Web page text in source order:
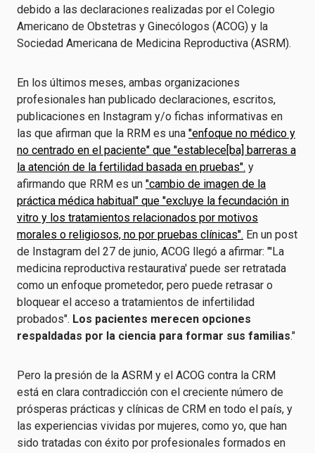
debido a las declaraciones realizadas por el Colegio
Americano de Obstetras y Ginecólogos (ACOG) y la
Sociedad Americana de Medicina Reproductiva (ASRM).
En los últimos meses, ambas organizaciones
profesionales han publicado declaraciones, escritos,
publicaciones en Instagram y/o fichas informativas en
las que afirman que la RRM es una "enfoque no médico y
no centrado en el paciente" que "establece[ba] barreras a
la atención de la fertilidad basada en pruebas". y
afirmando que RRM es un "cambio de imagen de la
práctica médica habitual" que "excluye la fecundación in
vitro y los tratamientos relacionados por motivos
morales o religiosos, no por pruebas clínicas". En un post
de Instagram del 27 de junio, ACOG llegó a afirmar: "'La
medicina reproductiva restaurativa' puede ser retratada
como un enfoque prometedor, pero puede retrasar o
bloquear el acceso a tratamientos de infertilidad
probados". Los pacientes merecen opciones
respaldadas por la ciencia para formar sus familias."
Pero la presión de la ASRM y el ACOG contra la CRM
está en clara contradicción con el creciente número de
prósperas prácticas y clínicas de CRM en todo el país, y
las experiencias vividas por mujeres, como yo, que han
sido tratadas con éxito por profesionales formados en